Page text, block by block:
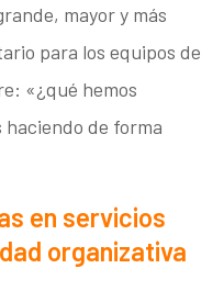
mayor y más
para los equipos de
«¿qué hemos
de forma
en servicios
organizativa